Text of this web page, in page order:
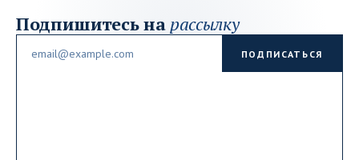
Подпишитесь на рассылку
ПОДПИСАТЬСЯ